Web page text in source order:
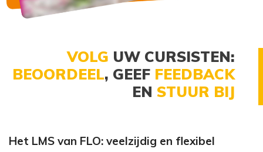
VOLG UW CURSISTEN:
BEOORDEEL, GEEF FEEDBACK
EN STUUR BIJ
Het LMS van FLO: veelzijdig en flexibel